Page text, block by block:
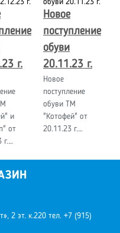
г.
и
от
г.…
Новое
поступление
обуви
20.11.23 г.
Новое
поступление
обуви ТМ
"Котофей" от
20.11.23 г.…
2 эт. к.220 тел. +7 (915)